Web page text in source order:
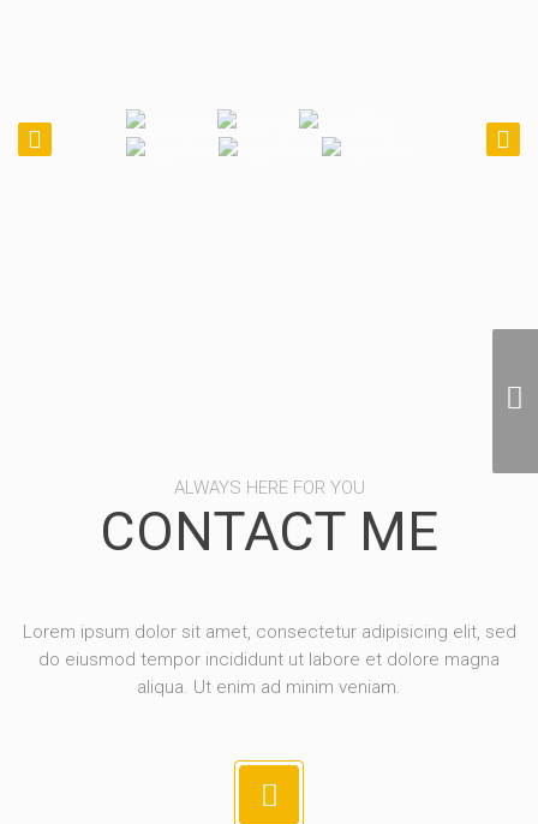
ALWAYS HERE FOR YOU
CONTACT ME
Lorem ipsum dolor sit amet, consectetur adipisicing elit, sed
do eiusmod tempor incididunt ut labore et dolore magna
aliqua. Ut enim ad minim veniam.